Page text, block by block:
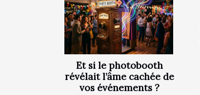
Et si le photobooth
révélait l’âme cachée de
vos événements ?